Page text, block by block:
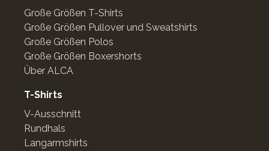
Große Größen T-Shirts
Große Größen Pullover und Sweatshirts
Große Größen Polos
Große Größen Boxershorts
Über ALCA
T-Shirts
V-Ausschnitt
Rundhals
Langarmshirts